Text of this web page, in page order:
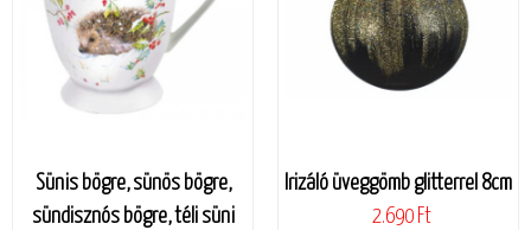
Sünis bögre, sünös bögre,
sündisznós bögre, téli süni
Irizáló üveggömb glitterrel 8cm
2.690 Ft